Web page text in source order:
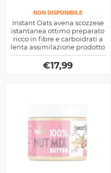
NON DISPONIBILE
Instant Oats avena scozzese
istantanea ottimo preparato
ricco in fibre e carboidrati a
lenta assimilazione prodotto
dalla Myprotein
€17,99